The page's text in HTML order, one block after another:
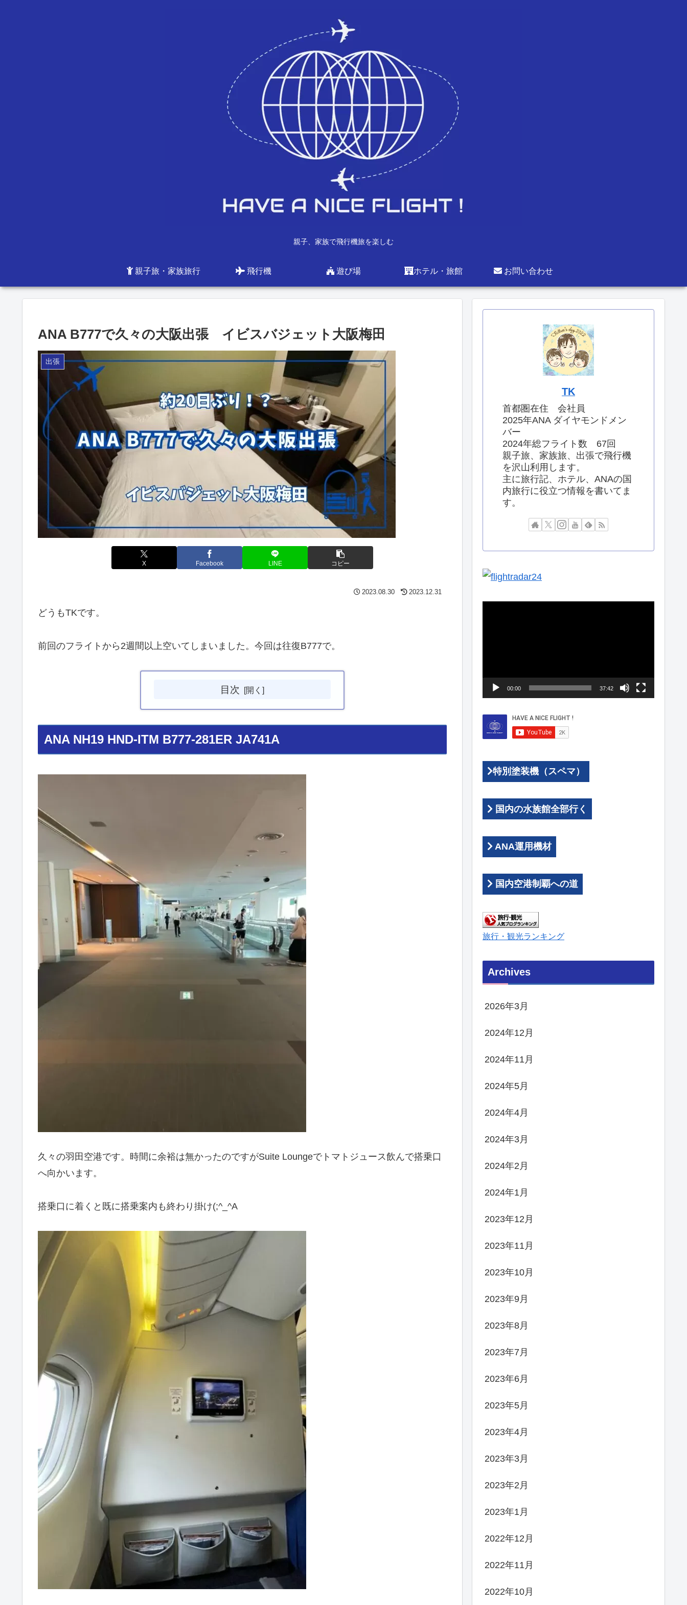
親子、家族で飛行機旅を楽しむ
親子旅・家族旅行 飛行機 遊び場 ホテル・旅館 お問い合わせ
ANA B777で久々の大阪出張 イビスバジェット大阪梅田
出張
X Facebook LINE コピー
2023.08.30 2023.12.31
どうもTKです。
前回のフライトから2週間以上空いてしまいました。今回は往復B777で。
目次
ANA NH19 HND-ITM B777-281ER JA741A
久々の羽田空港です。時間に余裕は無かったのですがSuite Loungeでトマトジュース飲んで搭乗口
へ向かいます。
搭乗口に着くと既に搭乗案内も終わり掛け(;^_^A
TK
首都圏在住 会社員
2025年ANA ダイヤモンドメン
バー
2024年総フライト数 67回
親子旅、家族旅、出張で飛行機
を沢山利用します。
主に旅行記、ホテル、ANAの国
内旅行に役立つ情報を書いてま
す。
00:00 37:42
特別塗装機（スペマ）
国内の水族館全部行く
ANA運用機材
国内空港制覇への道
旅行・観光ランキング
Archives
2026年3月
2024年12月
2024年11月
2024年5月
2024年4月
2024年3月
2024年2月
2024年1月
2023年12月
2023年11月
2023年10月
2023年9月
2023年8月
2023年7月
2023年6月
2023年5月
2023年4月
2023年3月
2023年2月
2023年1月
2022年12月
2022年11月
2022年10月